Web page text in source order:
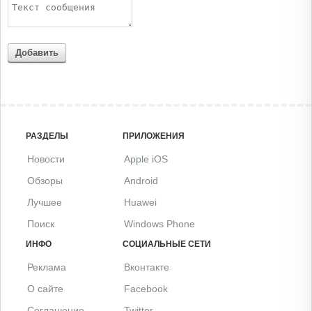
Добавить
РАЗДЕЛЫ
Новости
Обзоры
Лучшее
Поиск
ПРИЛОЖЕНИЯ
Apple iOS
Android
Huawei
Windows Phone
ИНФО
Реклама
О сайте
СОЦИАЛЬНЫЕ СЕТИ
Вконтакте
Facebook